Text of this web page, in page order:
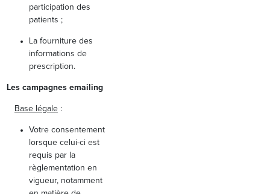
participation des
patients ;
La fourniture des
informations de
prescription.
Les campagnes emailing
Base légale:
Votre consentement
lorsque celui-ci est
requis par la
règlementation en
vigueur, notamment